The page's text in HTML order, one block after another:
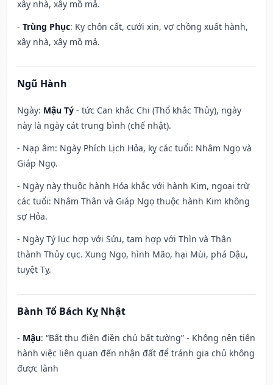
xây nhà, xây mồ mả.
- Trùng Phục: Kỵ chôn cất, cưới xin, vợ chồng xuất hành,
xây nhà, xây mồ mả.
Ngũ Hành
Ngày: Mậu Tý - tức Can khắc Chi (Thổ khắc Thủy), ngày
này là ngày cát trung bình (chế nhật).
- Nạp âm: Ngày Phích Lịch Hỏa, kỵ các tuổi: Nhâm Ngọ và
Giáp Ngọ.
- Ngày này thuộc hành Hỏa khắc với hành Kim, ngoại trừ
các tuổi: Nhâm Thân và Giáp Ngọ thuộc hành Kim không
sợ Hỏa.
- Ngày Tý lục hợp với Sửu, tam hợp với Thìn và Thân
thành Thủy cục. Xung Ngọ, hình Mão, hại Mùi, phá Dậu,
tuyệt Tỵ.
Bành Tổ Bách Kỵ Nhật
- Mậu: “Bất thụ điền điền chủ bất tường” - Không nên tiến
hành việc liên quan đến nhận đất để tránh gia chủ không
được lành